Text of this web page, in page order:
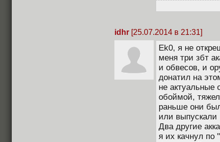
idhr [25.07.2014 в 21:31]
Ek0, я не
меня три збт
и обвесов, и
донатил на
не актуальные
обоймой,
раньше они
или выпускали
Два другие
я их качнул по